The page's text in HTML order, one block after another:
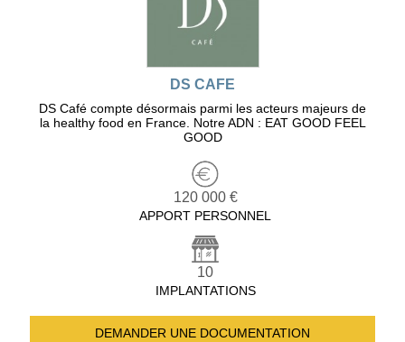
DS CAFE
DS Café compte désormais parmi les acteurs majeurs de
la healthy food en France. Notre ADN : EAT GOOD FEEL
GOOD
120 000 €
APPORT PERSONNEL
10
IMPLANTATIONS
DEMANDER UNE DOCUMENTATION